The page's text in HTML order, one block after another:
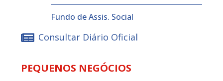
Fundo de Assis. Social
Consultar Diário Oficial
PEQUENOS NEGÓCIOS